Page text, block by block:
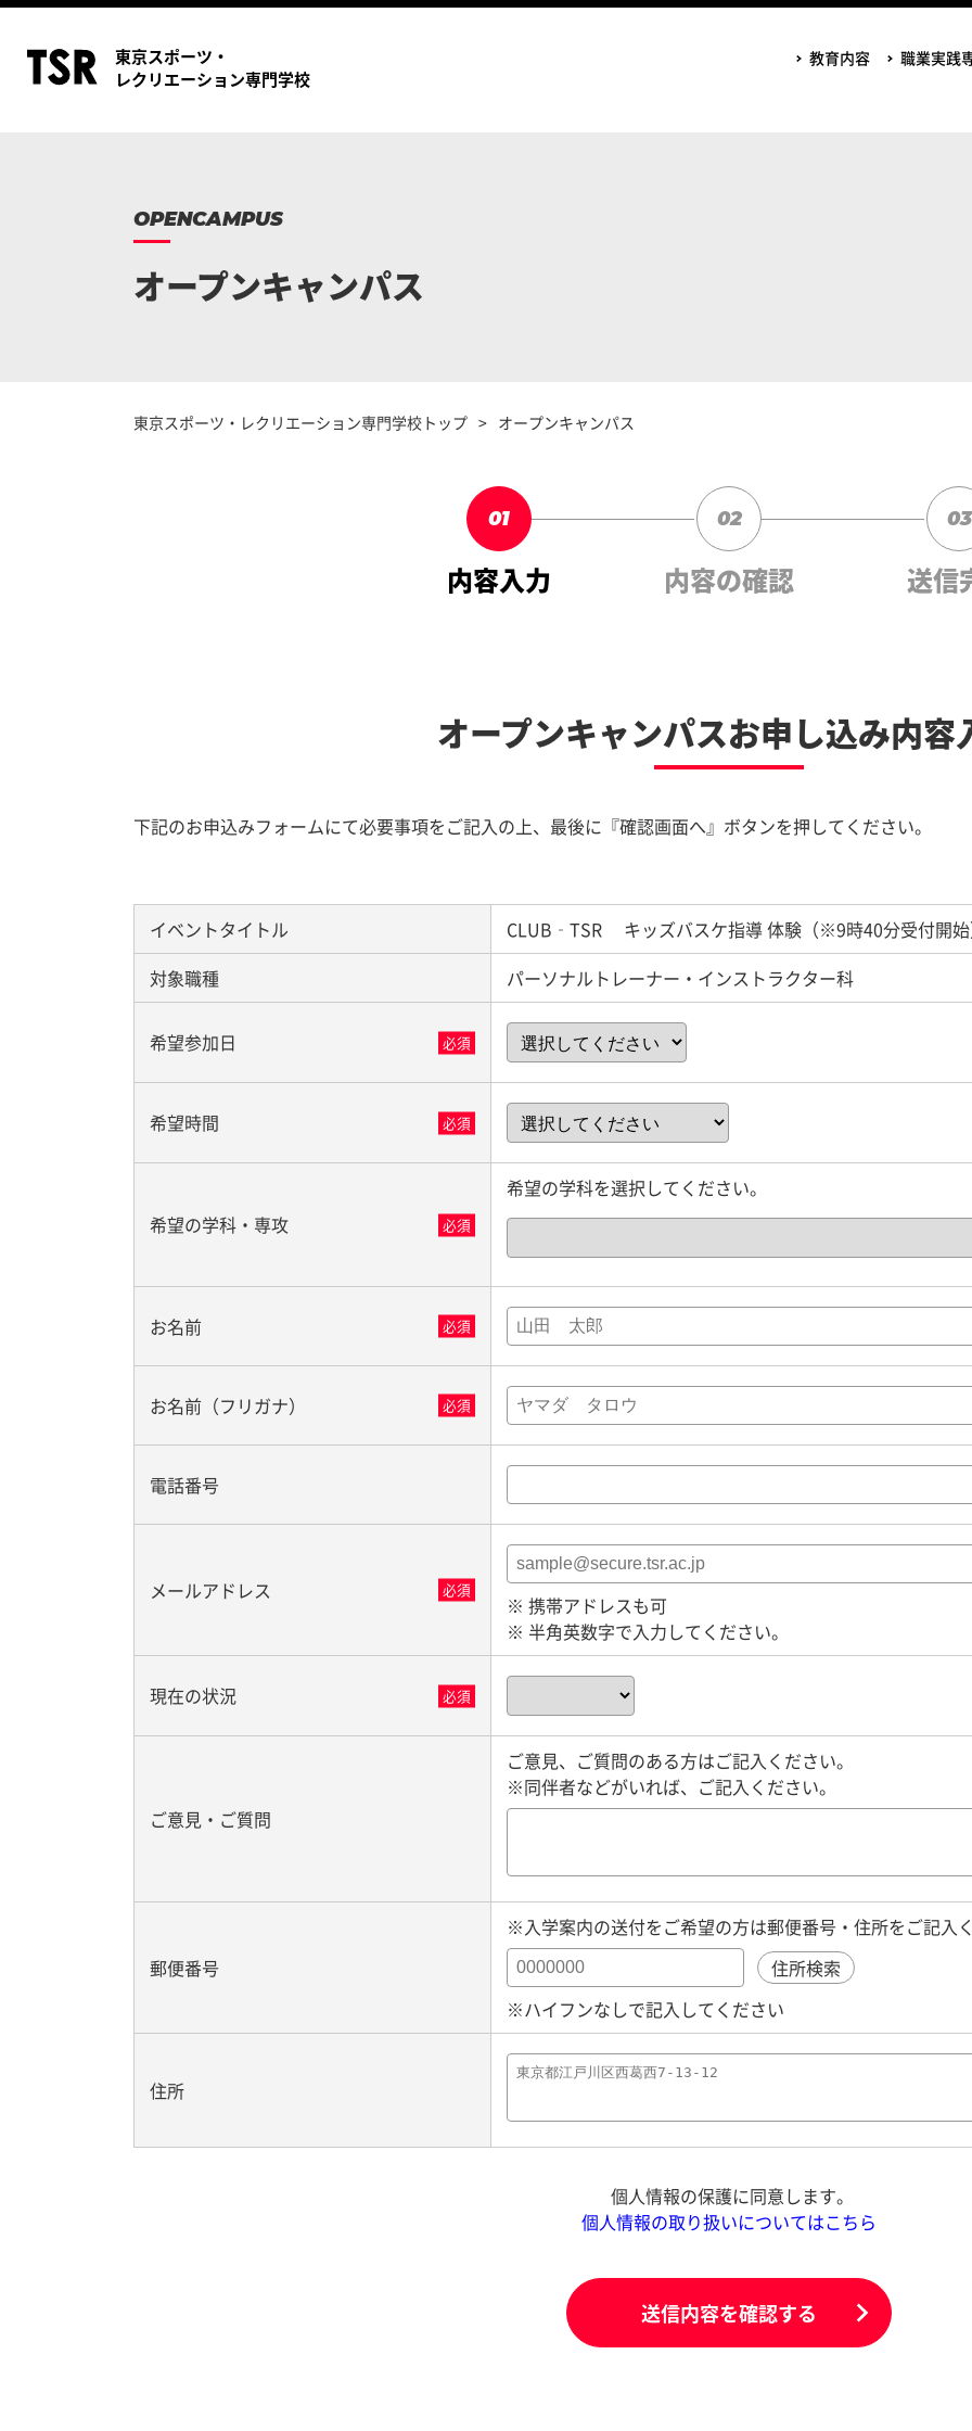
東京スポーツ・
レクリエーション専門学校
教育内容 職業実践
OPENCAMPUS
オープンキャンパス
東京スポーツ・レクリエーション専門学校トップ オープンキャンパス
01
内容入力
02
内容の確認
03
送信
オープンキャンパスお申し込み内容
下記のお申込みフォームにて必要事項をご記入の上、最後に『確認画面へ』ボタンを押してください。
イベントタイトル
CLUB‐TSR キッズバスケ指導 体験（※9時40分受付開始
対象職種
パーソナルトレーナー・インストラクター科
希望参加日 必須
希望時間 必須
希望の学科・専攻 必須
希望の学科を選択してください。
お名前 必須
お名前（フリガナ） 必須
電話番号
メールアドレス 必須
※ 携帯アドレスも可
※ 半角英数字で入力してください。
現在の状況 必須
ご意見・ご質問
ご意見、ご質問のある方はご記入ください。
※同伴者などがいれば、ご記入ください。
郵便番号
※入学案内の送付をご希望の方は郵便番号・住所をご記入く
住所検索
※ハイフンなしで記入してください
住所
個人情報の保護に同意します。
個人情報の取り扱いについてはこちら
送信内容を確認する